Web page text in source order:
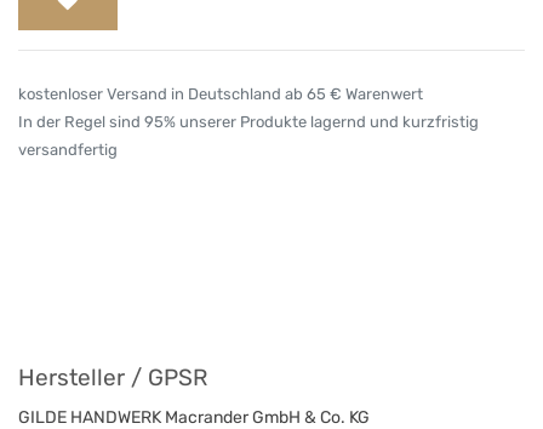
kostenloser Versand in Deutschland ab 65 € Warenwert
In der Regel sind 95% unserer Produkte lagernd und kurzfristig
versandfertig
Hersteller / GPSR
GILDE HANDWERK Macrander GmbH & Co. KG